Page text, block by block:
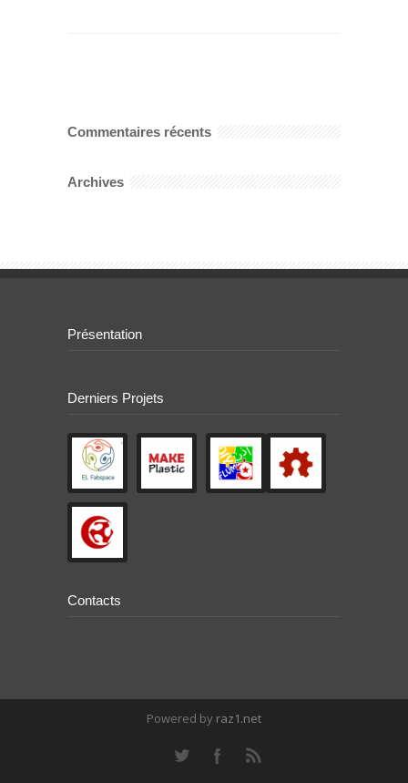
Commentaires récents
Archives
Présentation
Derniers Projets
Contacts
Powered by raz1.net